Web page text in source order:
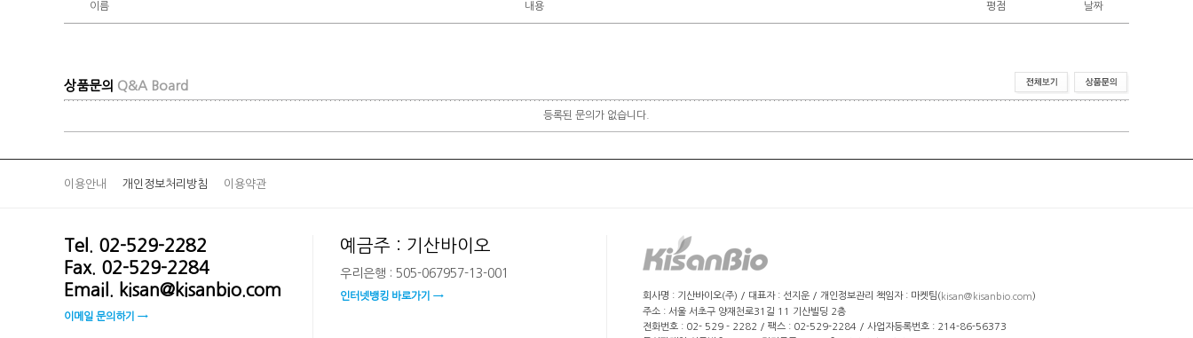
이름 내용 평점 날짜
상품문의 Q&A Board
등록된 문의가 없습니다.
이용안내 개인정보처리방침 이용약관
Tel. 02-529-2282
Fax. 02-529-2284
Email. kisan@kisanbio.com
이메일 문의하기 →
예금주 : 기산바이오
우리은행 : 505-067957-13-001
인터넷뱅킹 바로가기 → 회사명 : 기산바이오(주) / 대표자 : 선지운 / 개인정보관리 책임자 : 마켓팀(kisan@kisanbio.com)
주소 : 서울 서초구 양재천로31길 11 기산빌딩 2층
전화번호 : 02- 529 - 2282 / 팩스 : 02-529-2284 / 사업자등록번호 : 214-86-56373